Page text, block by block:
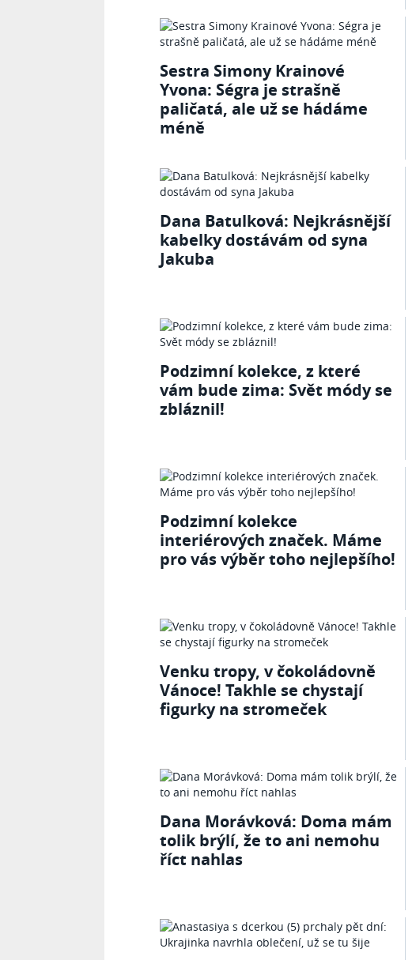
Sestra Simony Krainové
Yvona: Ségra je strašně
paličatá, ale už se hádáme
méně
Dana Batulková: Nejkrásnější
kabelky dostávám od syna
Jakuba
Podzimní kolekce, z které
vám bude zima: Svět módy se
zbláznil!
Podzimní kolekce
interiérových značek. Máme
pro vás výběr toho nejlepšího!
Venku tropy, v čokoládovně
Vánoce! Takhle se chystají
figurky na stromeček
Dana Morávková: Doma mám
tolik brýlí, že to ani nemohu
říct nahlas